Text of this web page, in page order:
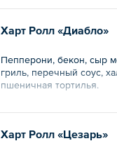
Харт Ролл «Диабло»
Пепперони, бекон, сыр
гриль, перечный соус,
пшеничная тортилья.
Общий вес – 125 г
Харт Ролл «Цезарь»